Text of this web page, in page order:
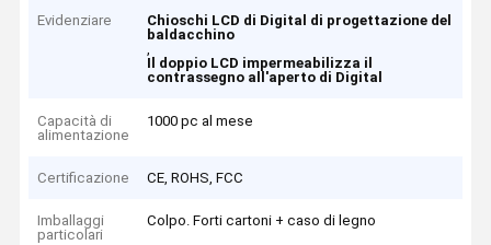
Evidenziare
Chioschi LCD di Digital di progettazione del
baldacchino
,
Il doppio LCD impermeabilizza il
contrassegno all'aperto di Digital
Capacità di
alimentazione
1000 pc al mese
Certificazione CE, ROHS, FCC
Imballaggi
particolari
Colpo. Forti cartoni + caso di legno